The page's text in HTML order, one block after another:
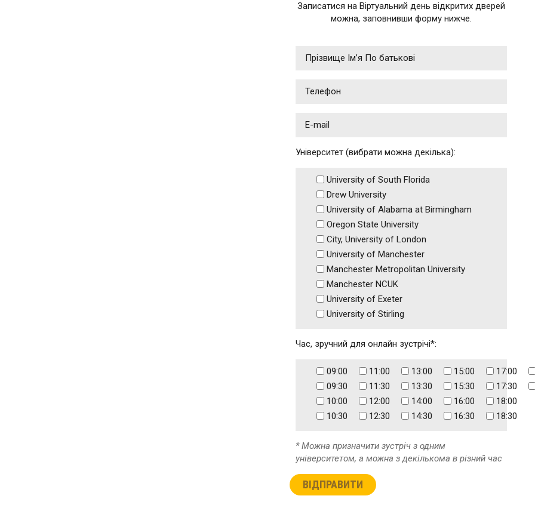
Записатися на Віртуальний день відкритих дверей
можна, заповнивши форму нижче.
Університет (вибрати можна декілька):
University of South Florida
Drew University
University of Alabama at Birmingham
Oregon State University
City, University of London
University of Manchester
Manchester Metropolitan University
Manchester NCUK
University of Exeter
University of Stirling
Час, зручний для онлайн зустрічі*:
09:00
09:30
10:00
10:30
11:00
11:30
12:00
12:30
13:00
13:30
14:00
14:30
15:00
15:30
16:00
16:30
17:00
17:30
18:00
18:30
* Можна призначити зустріч з одним
університетом, а можна з декількома в різний час